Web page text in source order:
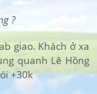
?
giao. Khách ở xa
quanh Lê Hồng
+30k